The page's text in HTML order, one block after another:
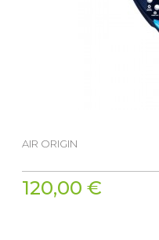
AIR ORIGIN
120,00 €